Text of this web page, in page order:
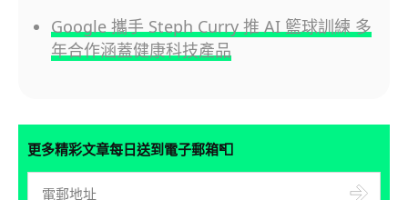
Google 攜手 Steph Curry 推 AI 籃球訓練 多
年合作涵蓋健康科技產品
更多精彩文章每日送到電子郵箱📮